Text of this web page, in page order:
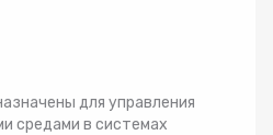
для управления
средами в системах